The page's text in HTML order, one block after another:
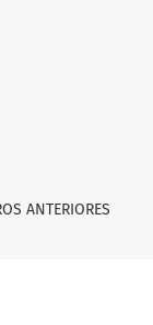
ANTERIORES